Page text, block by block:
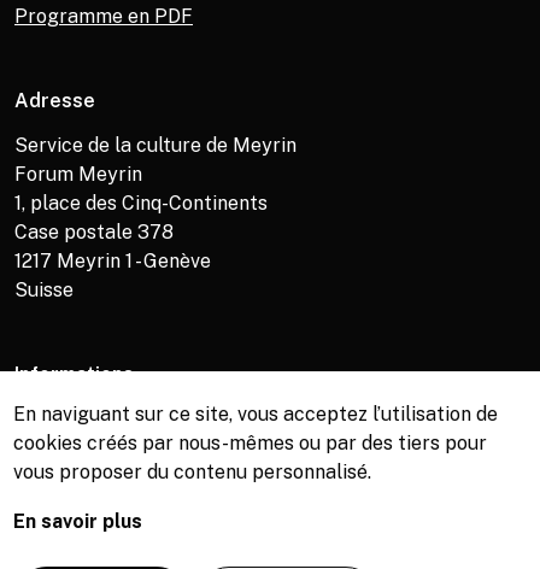
Programme en PDF
Adresse
Service de la culture de Meyrin
Forum Meyrin
1, place des Cinq-Continents
Case postale 378
1217 Meyrin 1 - Genève
Suisse
Informations
Service de la culture +41 (0)22 989 16 69
Billetterie +41 (0)22 989 34 34
Bibliothèque +41 (0)22 989 34 74
En naviguant sur ce site, vous acceptez l’utilisation de
cookies créés par nous-mêmes ou par des tiers pour
vous proposer du contenu personnalisé.
En savoir plus